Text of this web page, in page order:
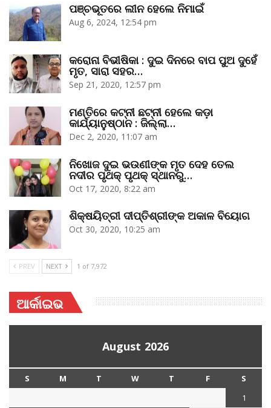
ପଞ୍ଚଭୂତରେ ଲୀନ ହେଲେ ନିମାଇଁ
Aug 6, 2024, 12:54 pm
କରୋନା ବିଭୀଷିକା : ଦୁଇ ଦିନରେ ବାପ ପୁଅ ଦୁହେଁ
ମୃତ, ସାରା ସହର…
Sep 21, 2020, 12:57 pm
ମଣ୍ତିରେ କଟ୍‌ନୀ ଛଟ୍‌ନୀ ହେଲେ କଡ଼ା
କାର୍ଯ୍ୟାନୁଷ୍ଠାନ : ଜିଲ୍ଲା…
Dec 2, 2020, 11:07 am
ନିଖୋଜ ଦୁଇ ଭଉଣୀଙ୍କ ମୃତ ଦେହ ତେଲ
ନଦୀର ପୃଥକ୍‌ ପୃଥକ୍‌ ସ୍ଥାନରୁ…
Oct 17, 2020, 8:22 am
ଶିକ୍ଷୟିତ୍ରୀ ଦୀପ୍ତିଶ୍ରୀଙ୍କ ଅକାଳ ବିୟୋଗ
Oct 30, 2020, 10:25 am
PREV NEXT 1 of 7,972
ଆର୍କାଇଭ
August 2026
S M T W T F
S
1